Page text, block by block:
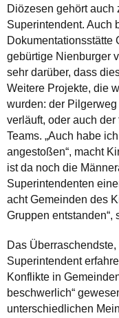
Diözesen gehört auch
Superintendent. Auch
Dokumentationsstätte
gebürtige Nienburger
sehr darüber, dass
Weitere Projekte, die
wurden: der
verläuft, oder auch
Teams. „Auch habe
angestoßen“, macht
ist da noch die
Superintendenten
acht Gemeinden des
Gruppen entstanden“,
Das
Superintendent
Konflikte in
beschwerlich“
unterschiedlichen